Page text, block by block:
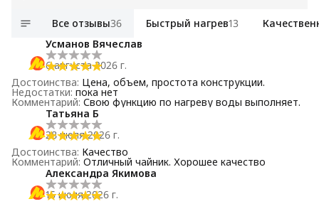
Все отзывы36 Быстрый нагрев13
Усманов Вячеслав
6 августа 2026 г.
Достоинства: Цена, объем, простота конструкции.
Недостатки: пока нет
Комментарий: Свою функцию по нагреву воды выполняет.
Татьяна Б
28 июля 2026 г.
Достоинства: Качество
Комментарий: Отличный чайник. Хорошее качество
Александра Якимова
15 июля 2026 г.